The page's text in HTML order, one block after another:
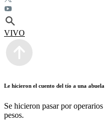
VIVO
Le hicieron el cuento del tío a una abuela
Se hicieron pasar por
pesos.